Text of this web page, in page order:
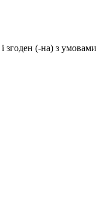
і згоден (-на) з умовами